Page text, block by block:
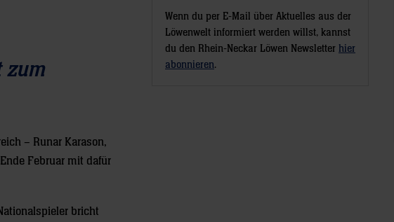
zum
– Runar Karason,
Februar mit dafür
bricht
Wenn du per E-Mail über Aktuelles aus der
Löwenwelt informiert werden willst, kannst
du den Rhein-Neckar Löwen Newsletter hier
abonnieren.